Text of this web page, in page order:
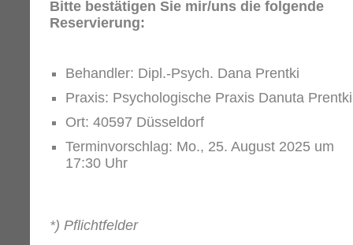
Bitte bestätigen Sie mir/uns die folgende
Reservierung:
Behandler: Dipl.-Psych. Dana Prentki
Praxis: Psychologische Praxis Danuta Prentki
Ort: 40597 Düsseldorf
Terminvorschlag: Mo., 25. August 2025 um
17:30 Uhr
*) Pflichtfelder